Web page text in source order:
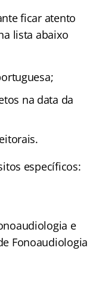
ficar atento
lista abaixo
na data da
específicos:
e
Fonoaudiologia